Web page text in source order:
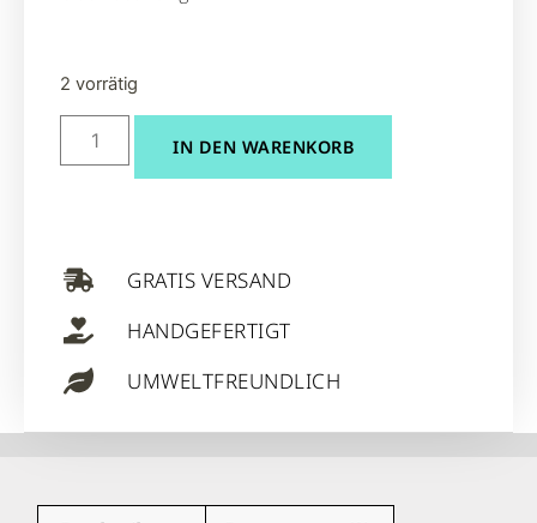
2 vorrätig
IN DEN WARENKORB
GRATIS VERSAND
HANDGEFERTIGT
UMWELTFREUNDLICH